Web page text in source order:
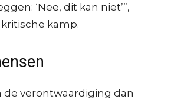
‘Nee, dit kan niet’”,
kamp.
de verontwaardiging dan